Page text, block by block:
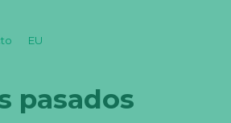
EU
pasados